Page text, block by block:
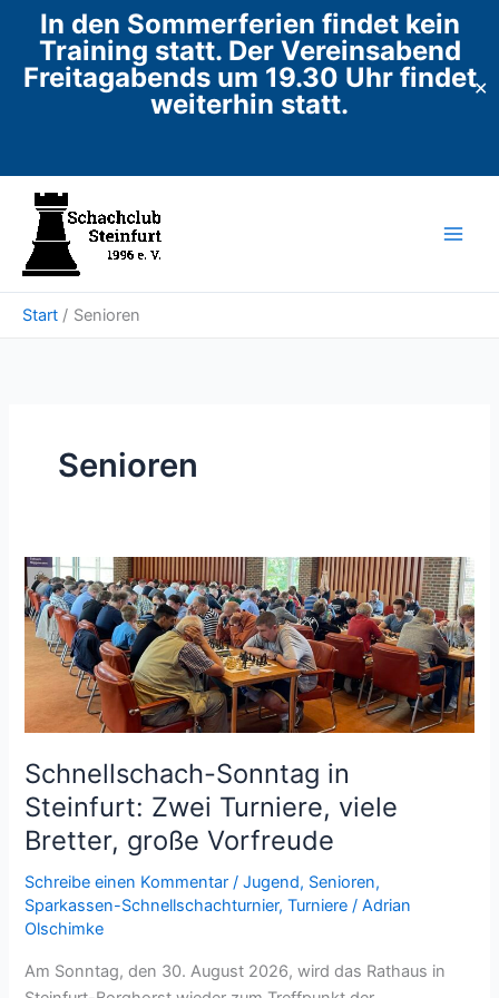
In den Sommerferien findet kein
Training statt. Der Vereinsabend
Freitagabends um 19.30 Uhr findet
weiterhin statt.
✕
Inhalt
springen
Start Senioren
Senioren
Schnellschach-Sonntag in
Steinfurt: Zwei Turniere, viele
Bretter, große Vorfreude
Schreibe einen Kommentar /Jugend, Senioren,
Sparkassen-Schnellschachturnier,Turniere /Adrian
Olschimke
Am Sonntag, den 30. August 2026, wird das Rathaus in